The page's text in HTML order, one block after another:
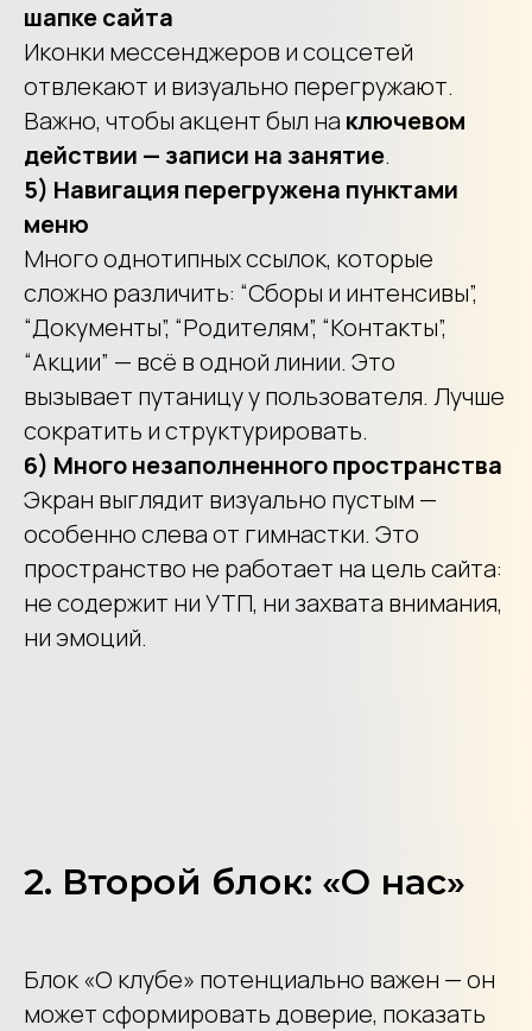
шапке сайта
Иконки мессенджеров и соцсетей
отвлекают и визуально перегружают.
Важно, чтобы акцент был на ключевом
действии — записи на занятие.
5) Навигация перегружена пунктами
меню
Много однотипных ссылок, которые
сложно различить: “Сборы и интенсивы”,
“Документы”, “Родителям”, “Контакты”,
“Акции” — всё в одной линии. Это
вызывает путаницу у пользователя. Лучше
сократить и структурировать.
6) Много незаполненного пространства
Экран выглядит визуально пустым —
особенно слева от гимнастки. Это
пространство не работает на цель сайта:
не содержит ни УТП, ни захвата внимания,
ни эмоций.
2. Второй блок: «О нас»
Блок «О клубе» потенциально важен — он
может сформировать доверие, показать